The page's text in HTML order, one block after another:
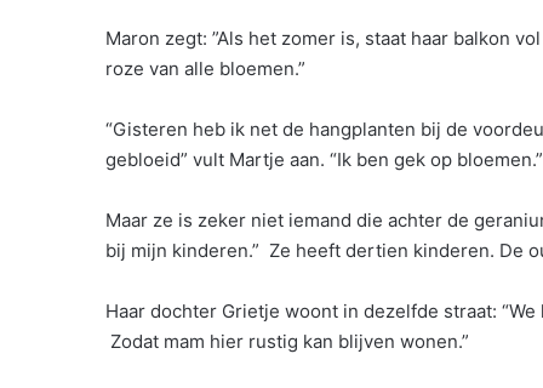
Maron zegt: ”Als het zomer is, staat haar balkon
roze van alle bloemen.”
“Gisteren heb ik net de hangplanten bij de
gebloeid” vult Martje aan. “Ik ben gek op bloemen.”
Maar ze is zeker niet iemand die achter de
bij mijn kinderen.” Ze heeft dertien kinderen. De
Haar dochter Grietje woont in dezelfde straat:
Zodat mam hier rustig kan blijven wonen.”